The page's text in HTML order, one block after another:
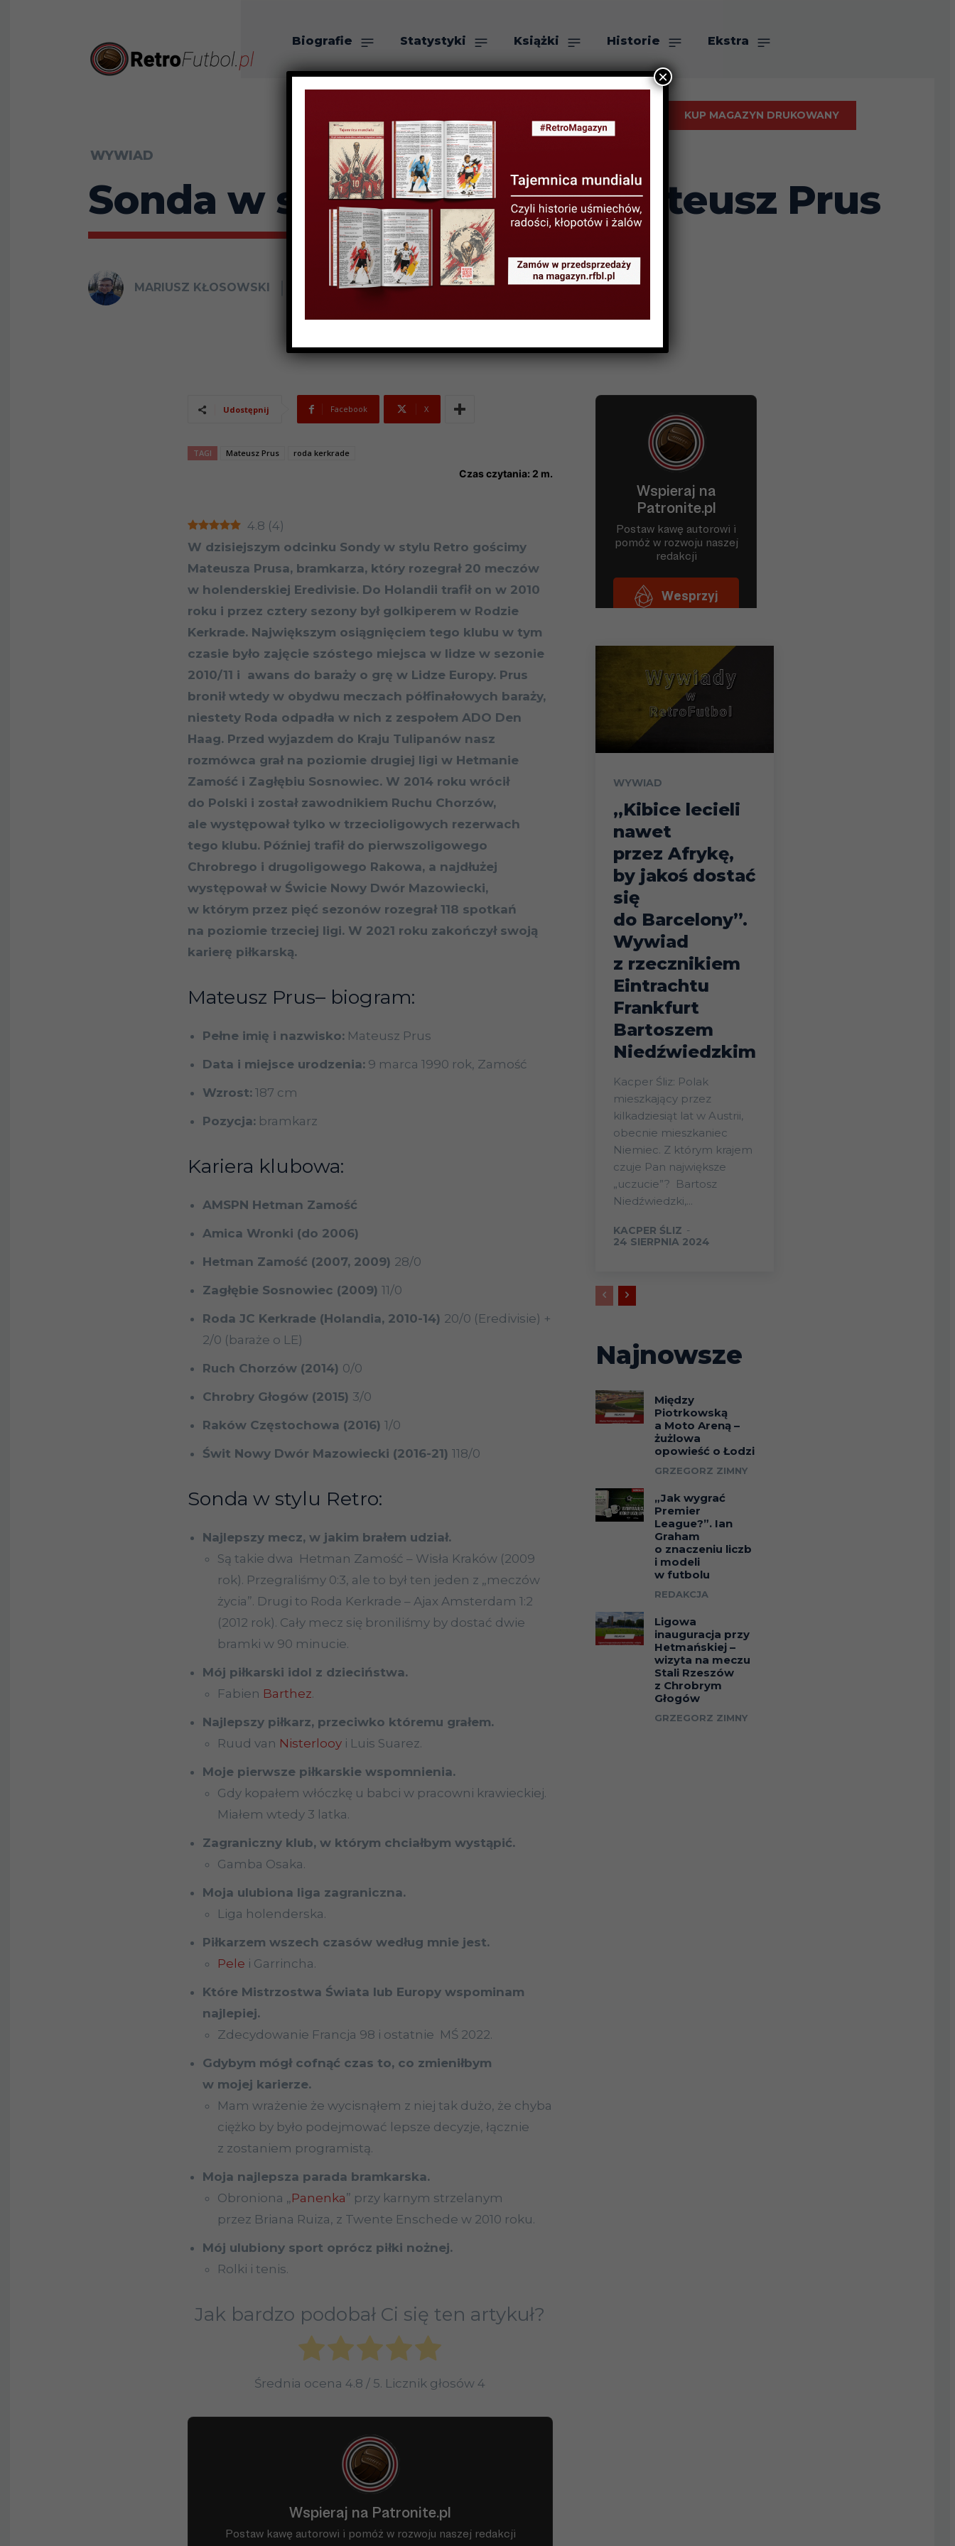
Biografie Statystyki Książki Historie Ekstra
O nas
KUP MAGAZYN DRUKOWANY
WYWIAD
Sonda w stylu Retro #48 Mateusz Prus
MARIUSZ KŁOSOWSKI 18 SIERPNIA 2023
Udostępnij Facebook X
TAGI Mateusz Prus roda kerkrade
Czas czytania: 2 m.
4.8 (4)
W dzisiejszym odcinku Sondy w stylu Retro gościmy
Mateusza Prusa, bramkarza, który rozegrał 20 meczów
w holenderskiej Eredivisie. Do Holandii trafił on w 2010
roku i przez cztery sezony był golkiperem w Rodzie
Kerkrade. Największym osiągnięciem tego klubu w tym
czasie było zajęcie szóstego miejsca w lidze w sezonie
2010/11 i awans do baraży o grę w Lidze Europy. Prus
bronił wtedy w obydwu meczach półfinałowych baraży,
niestety Roda odpadła w nich z zespołem ADO Den
Haag. Przed wyjazdem do Kraju Tulipanów nasz
rozmówca grał na poziomie drugiej ligi w Hetmanie
Zamość i Zagłębiu Sosnowiec. W 2014 roku wrócił
do Polski i został zawodnikiem Ruchu Chorzów,
ale występował tylko w trzecioligowych rezerwach
tego klubu. Później trafił do pierwszoligowego
Chrobrego i drugoligowego Rakowa, a najdłużej
występował w Świcie Nowy Dwór Mazowiecki,
w którym przez pięć sezonów rozegrał 118 spotkań
na poziomie trzeciej ligi. W 2021 roku zakończył swoją
karierę piłkarską.
Mateusz Prus– biogram:
Pełne imię i nazwisko: Mateusz Prus
Data i miejsce urodzenia: 9 marca 1990 rok, Zamość
Wzrost: 187 cm
Pozycja: bramkarz
Kariera klubowa:
AMSPN Hetman Zamość
Amica Wronki (do 2006)
Hetman Zamość (2007, 2009) 28/0
Zagłębie Sosnowiec (2009) 11/0
Roda JC Kerkrade (Holandia, 2010-14) 20/0 (Eredivisie) +
2/0 (baraże o LE)
Ruch Chorzów (2014) 0/0
Chrobry Głogów (2015) 3/0
Raków Częstochowa (2016) 1/0
Świt Nowy Dwór Mazowiecki (2016-21) 118/0
Sonda w stylu Retro:
Najlepszy mecz, w jakim brałem udział.
Są takie dwa Hetman Zamość – Wisła Kraków (2009
rok). Przegraliśmy 0:3, ale to był ten jeden z „meczów
życia”. Drugi to Roda Kerkrade – Ajax Amsterdam 1:2
(2012 rok). Cały mecz się broniliśmy by dostać dwie
bramki w 90 minucie.
Mój piłkarski idol z dzieciństwa.
Fabien Barthez.
Najlepszy piłkarz, przeciwko któremu grałem.
Ruud van Nisterlooy i Luis Suarez.
Moje pierwsze piłkarskie wspomnienia.
Gdy kopałem włóczkę u babci w pracowni krawieckiej.
Miałem wtedy 3 latka.
Zagraniczny klub, w którym chciałbym wystąpić.
Gamba Osaka.
Moja ulubiona liga zagraniczna.
Liga holenderska.
Piłkarzem wszech czasów według mnie jest.
Pele i Garrincha.
Które Mistrzostwa Świata lub Europy wspominam
najlepiej.
Zdecydowanie Francja 98 i ostatnie MŚ 2022.
Gdybym mógł cofnąć czas to, co zmieniłbym
w mojej karierze.
Mam wrażenie że wycisnąłem z niej tak dużo, że chyba
ciężko by było podejmować lepsze decyzje, łącznie
z zostaniem programistą.
Moja najlepsza parada bramkarska.
Obroniona „Panenka” przy karnym strzelanym
przez Briana Ruiza, z Twente Enschede w 2010 roku.
Mój ulubiony sport oprócz piłki nożnej.
Rolki i tenis.
Jak bardzo podobał Ci się ten artykuł?
Średnia ocena4.8 / 5. Licznik głosów4
WYWIAD
„Kibice lecieli
nawet
przez Afrykę,
by jakoś dostać
się
do Barcelony”.
Wywiad
z rzecznikiem
Eintrachtu
Frankfurt
Bartoszem
Niedźwiedzkim
Kacper Śliz: Polak
mieszkający przez
kilkadziesiąt lat w Austrii,
obecnie mieszkaniec
Niemiec. Z którym krajem
czuje Pan największe
„uczucie”? Bartosz
Niedźwiedzki,...
KACPER ŚLIZ -
24 SIERPNIA 2024
Najnowsze
Między
Piotrkowską
a Moto Areną –
żużlowa
opowieść o Łodzi
GRZEGORZ ZIMNY
„Jak wygrać
Premier
League?”. Ian
Graham
o znaczeniu liczb
i modeli
w futbolu
REDAKCJA
Ligowa
inauguracja przy
Hetmańskiej –
wizyta na meczu
Stali Rzeszów
z Chrobrym
Głogów
GRZEGORZ ZIMNY
×